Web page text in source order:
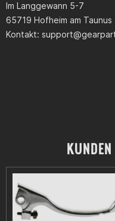
Im Langgewann 5-7
65719 Hofheim am Taunus
Kontakt: